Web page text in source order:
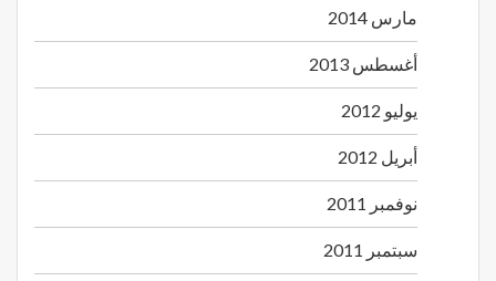
مارس 2014
أغسطس 2013
يوليو 2012
أبريل 2012
نوفمبر 2011
سبتمبر 2011